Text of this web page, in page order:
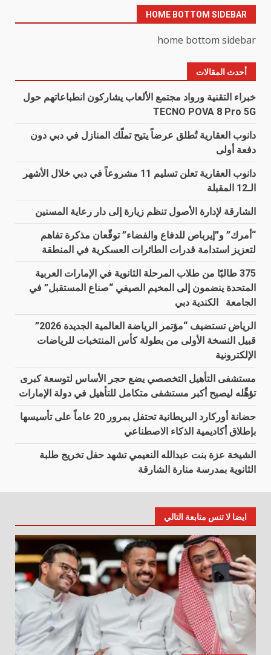
HOME BOTTOM SIDEBAR
home bottom sidebar
أحدث المقالات
خبراء التقنية ورواد مجتمع الألعاب يشاركون انطباعاتهم حول
TECNO POVA 8 Pro 5G
دانوب العقارية تُطلق عرضاً يتيح تملّك المنازل في دبي دون
دفعة أولى
دانوب العقارية تعلن تسليم 11 مشروعاً في دبي خلال الأشهر
الـ12 المقبلة
الشارقة لإدارة الأصول تنظم زيارة إلى دار رعاية المسنين
“أمرك” و”إيرباص للدفاع والفضاء” توقّعان مذكرة تفاهم
لتعزيز استدامة قدرات الطائرات العسكرية في المنطقة
375 طالبًا من طلاب المرحلة الثانوية في الإمارات العربية
المتحدة ينضمون إلى المخيم الصيفي “صناع المستقبل” في
الجامعة الكندية دبي
الرياض تستضيف “مؤتمر الرياضة العالمية الجديدة 2026”
قبيل النسخة الأولى من بطولة كأس المنتخبات للرياضات
الإلكترونية
مستشفى التأهيل التخصصي يضع حجر الأساس لتوسعة كبرى
تؤهِّله ليصبح أكبر مستشفى متكامل للتأهيل في دولة الإمارات
حضانة أوركارد البريطانية تحتفل بمرور 20 عاماً على تأسيسها
بإطلاق أكاديمية الذكاء الاصطناعي
الشيخة عزة بنت عبدالله النعيمي تشهد حفل تخريج طلبة
الثانوية بمدرسة منارة الشارقة
ايضا لا تنس متابعة التالي